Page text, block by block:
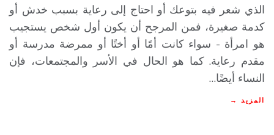
الذي شعر فيه بتوعك أو احتاج إلى رعاية بسبب خدش أو
كدمة صغيرة، فمن المرجح أن يكون أول شخص يستجيب
هو امرأة - سواء كانت أمًا أو أختًا أو ممرضة مدرسة أو
مقدم رعاية. كما هو الحال في الأسر والمجتمعات، فإن
النساء أيضًا…
المزيد →